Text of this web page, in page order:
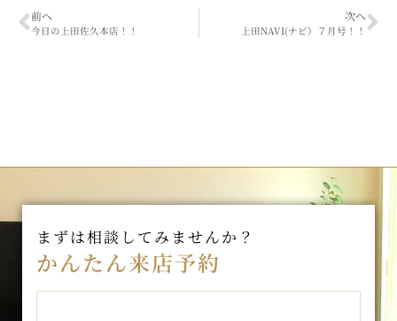
前へ
今日の上田佐久本店！！
次へ
上田NAVI(ナビ）７月号！！
まずは相談してみませんか？
かんたん来店予約